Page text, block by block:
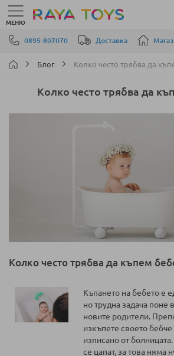
Прескачане към съдържанието
0895-807070 Доставка
МЕНЮ
Блог Колко често трябва да
Колко често трябва да
Колко често трябва да къпем
Къпането на бебето е
но трудна задача поне
новите родители.
изкъпете своето
изписано от
се цапат, за това няма